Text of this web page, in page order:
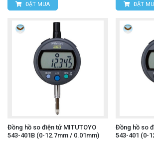
ĐẶT MUA ĐẶT
Đồng hồ so điện tử MITUTOYO
543-401B (0-12.7mm / 0.01mm)
Đồng hồ so
543-401 (0-